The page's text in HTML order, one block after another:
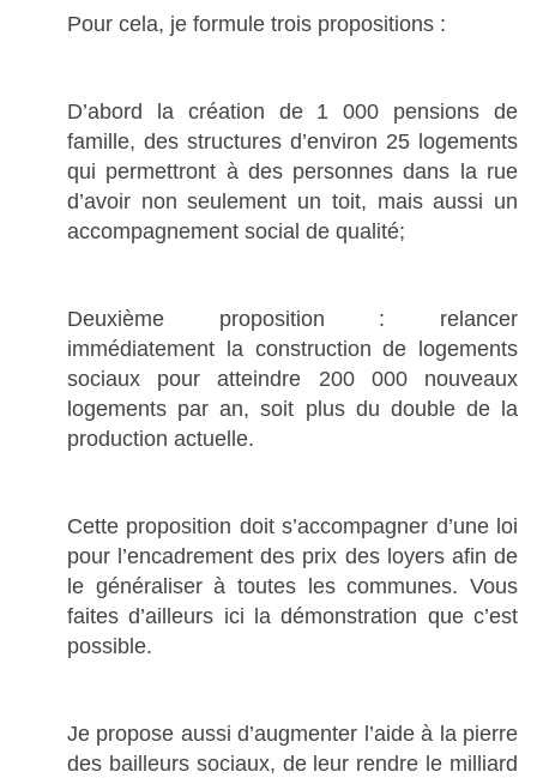
Pour cela, je formule trois propositions :
D’abord la création de 1 000 pensions de
famille, des structures d’environ 25 logements
qui permettront à des personnes dans la rue
d’avoir non seulement un toit, mais aussi un
accompagnement social de qualité;
Deuxième proposition : relancer
immédiatement la construction de logements
sociaux pour atteindre 200 000 nouveaux
logements par an, soit plus du double de la
production actuelle.
Cette proposition doit s’accompagner d’une loi
pour l’encadrement des prix des loyers afin de
le généraliser à toutes les communes. Vous
faites d’ailleurs ici la démonstration que c’est
possible.
Je propose aussi d’augmenter l’aide à la pierre
des bailleurs sociaux, de leur rendre le milliard